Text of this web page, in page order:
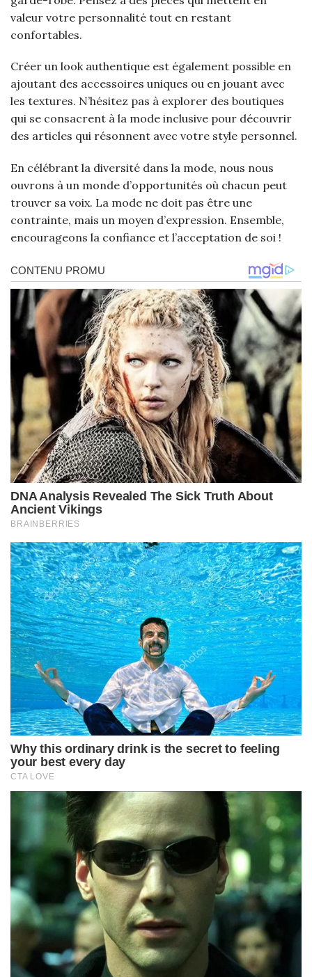
valeur votre personnalité tout en restant
confortables.
Créer un look authentique est également possible en
ajoutant des accessoires uniques ou en jouant avec
les textures. N’hésitez pas à explorer des boutiques
qui se consacrent à la mode inclusive pour découvrir
des articles qui résonnent avec votre style personnel.
En célébrant la diversité dans la mode, nous nous
ouvrons à un monde d’opportunités où chacun peut
trouver sa voix. La mode ne doit pas être une
contrainte, mais un moyen d’expression. Ensemble,
encourageons la confiance et l’acceptation de soi !